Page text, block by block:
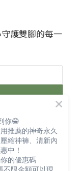
護雙腳的每一
你😁
推薦的神奇永久
縮神褲、清新內
中！
的優惠碼
不限金額可以現